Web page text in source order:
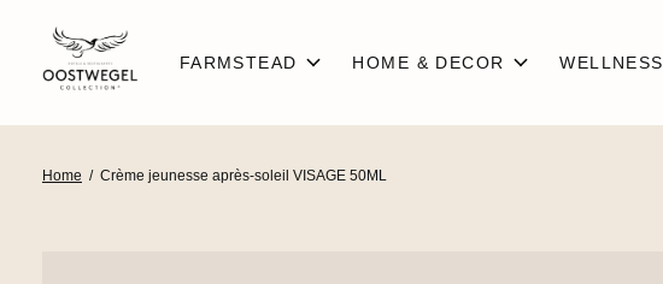
FARMSTEAD HOME & DECOR WELLNESS
Home / Crème jeunesse après-soleil VISAGE 50ML